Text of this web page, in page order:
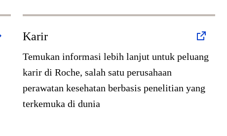
Karir
Temukan informasi lebih lanjut untuk peluang
karir di Roche, salah satu perusahaan
perawatan kesehatan berbasis penelitian yang
terkemuka di dunia